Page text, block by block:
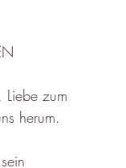
Liebe zum
herum.